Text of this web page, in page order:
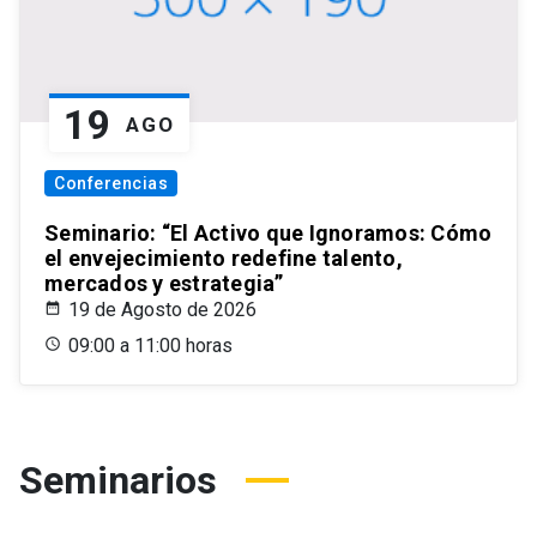
19 AGO
Conferencias
Seminario: “El Activo que Ignoramos: Cómo
el envejecimiento redefine talento,
mercados y estrategia”
19 de Agosto de 2026
09:00 a 11:00 horas
Seminarios